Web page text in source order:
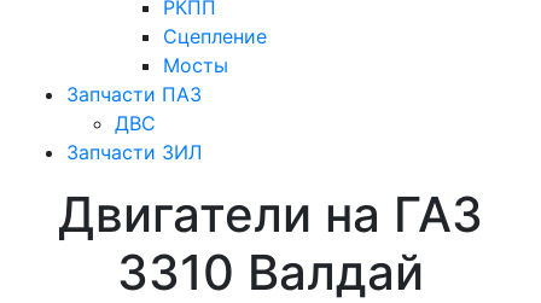
РКПП
Сцепление
Мосты
Запчасти ПАЗ
ДВС
Запчасти ЗИЛ
Двигатели на ГАЗ
3310 Валдай